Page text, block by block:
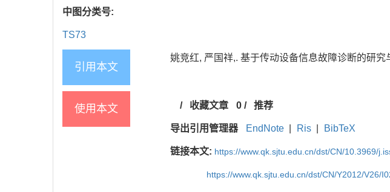
中图分类号:
TS73
引用本文
姚竞红, 严国祥,. 基于传动设备信息故障诊断的研
使用本文 / 收藏文章 0/ 推荐
导出引用管理器 EndNote Ris BibTeX
链接本文: https://www.qk.sjtu.edu.cn/dst/CN/10.3969/
https://www.qk.sjtu.edu.cn/dst/CN/Y2012/V26/